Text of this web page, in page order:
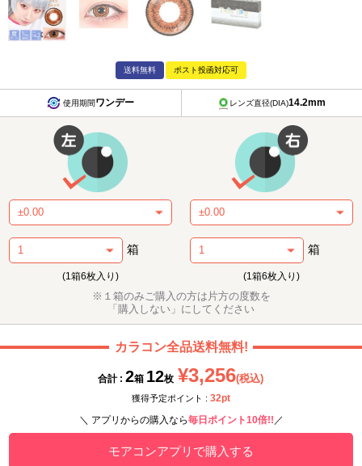
送料無料 ポスト投函対応可
使用期間ワンデー レンズ直径(DIA)14.2mm
箱
(1箱6枚入り)
箱
(1箱6枚入り)
※１箱のみご購入の方は片方の度数を
「購入しない」にしてください
カラコン全品送料無料!
合計 : 2箱 12枚 ¥3,256(税込)
獲得予定ポイント : 32pt
＼ アプリからの購入なら毎日ポイント10倍!! ／
モアコンアプリで購入する